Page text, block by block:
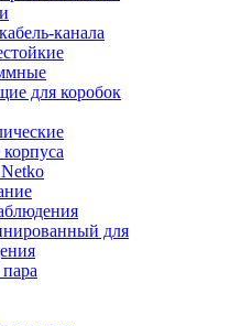
канала
для коробок
для